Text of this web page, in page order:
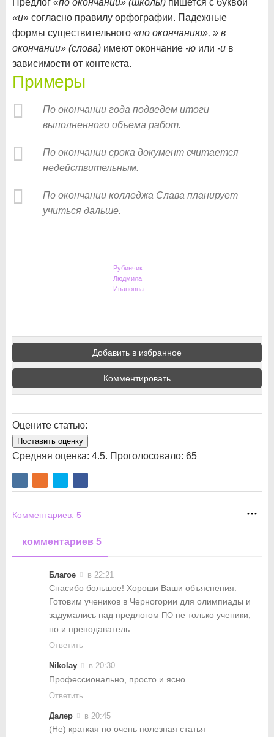
«и» согласно правилу орфографии. Падежные
формы существительного «по окончанию», » в
окончании» (слова) имеют окончание -ю или -и в
зависимости от контекста.
Примеры
По окончании года подведем итоги
выполненного объема работ.
По окончании срока документ считается
недействительным.
По окончании колледжа Слава планирует
учиться дальше.
Рубинчик
Людмила
Ивановна
Добавить в избранное
Комментировать
Оцените статью:
Поставить оценку
Средняя оценка: 4.5. Проголосовало: 65
Комментариев: 5
комментариев 5
Благое в 22:21
Спасибо большое! Хороши Ваши объяснения.
Готовим учеников в Черногории для олимпиады и
задумались над предлогом
ПО не только ученики,
но и преподаватель.
Ответить
Nikolay в 20:30
Профессионально, просто и ясно
Ответить
Далер в 20:45
(Не) краткая но очень полезная статья